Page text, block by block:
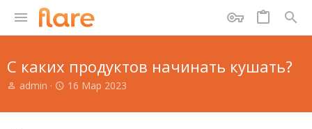
С каких продуктов начинать кушать?
А
т
admin
Д
т
16 Мар 2023